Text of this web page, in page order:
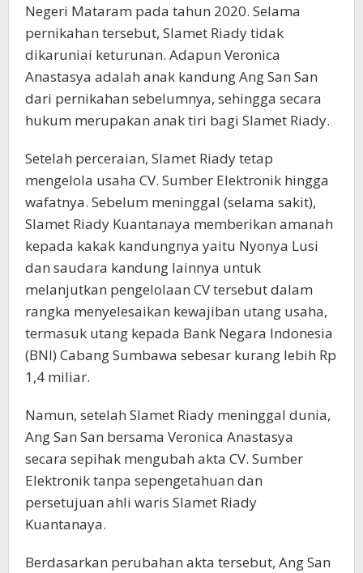
Negeri Mataram pada tahun 2020. Selama
pernikahan tersebut, Slamet Riady tidak
dikaruniai keturunan. Adapun Veronica
Anastasya adalah anak kandung Ang San San
dari pernikahan sebelumnya, sehingga secara
hukum merupakan anak tiri bagi Slamet Riady.
Setelah perceraian, Slamet Riady tetap
mengelola usaha CV. Sumber Elektronik hingga
wafatnya. Sebelum meninggal (selama sakit),
Slamet Riady Kuantanaya memberikan amanah
kepada kakak kandungnya yaitu Nyonya Lusi
dan saudara kandung lainnya untuk
melanjutkan pengelolaan CV tersebut dalam
rangka menyelesaikan kewajiban utang usaha,
termasuk utang kepada Bank Negara Indonesia
(BNI) Cabang Sumbawa sebesar kurang lebih Rp
1,4 miliar.
Namun, setelah Slamet Riady meninggal dunia,
Ang San San bersama Veronica Anastasya
secara sepihak mengubah akta CV. Sumber
Elektronik tanpa sepengetahuan dan
persetujuan ahli waris Slamet Riady
Kuantanaya.
Berdasarkan perubahan akta tersebut, Ang San